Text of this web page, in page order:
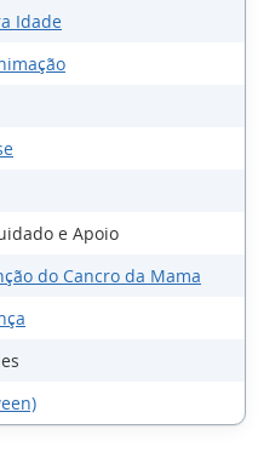
Idade
e Apoio
do Cancro da Mama